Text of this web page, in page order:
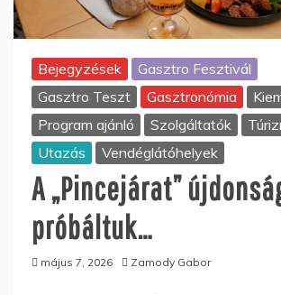
Bejegyzések
Gasztro Fesztivál
Gasztro Teszt
Gasztronómia
Program ajánló
Szolgáltatók
Utazás
Vendéglátóhelyek
A „Pincejárat”
próbáltuk…
május 7, 2026 Zamody Gabor